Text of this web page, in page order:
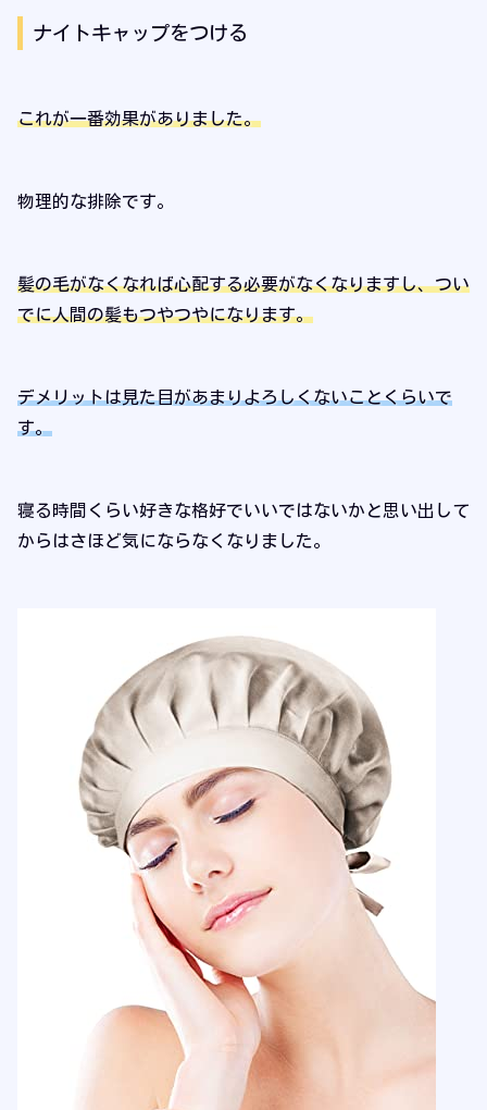
ナイトキャップをつける
これが一番効果がありました。
物理的な排除です。
髪の毛がなくなれば心配する必要がなくなりますし、つい
でに人間の髪もつやつやになります。
デメリットは見た目があまりよろしくないことくらいで
す。
寝る時間くらい好きな格好でいいではないかと思い出して
からはさほど気にならなくなりました。